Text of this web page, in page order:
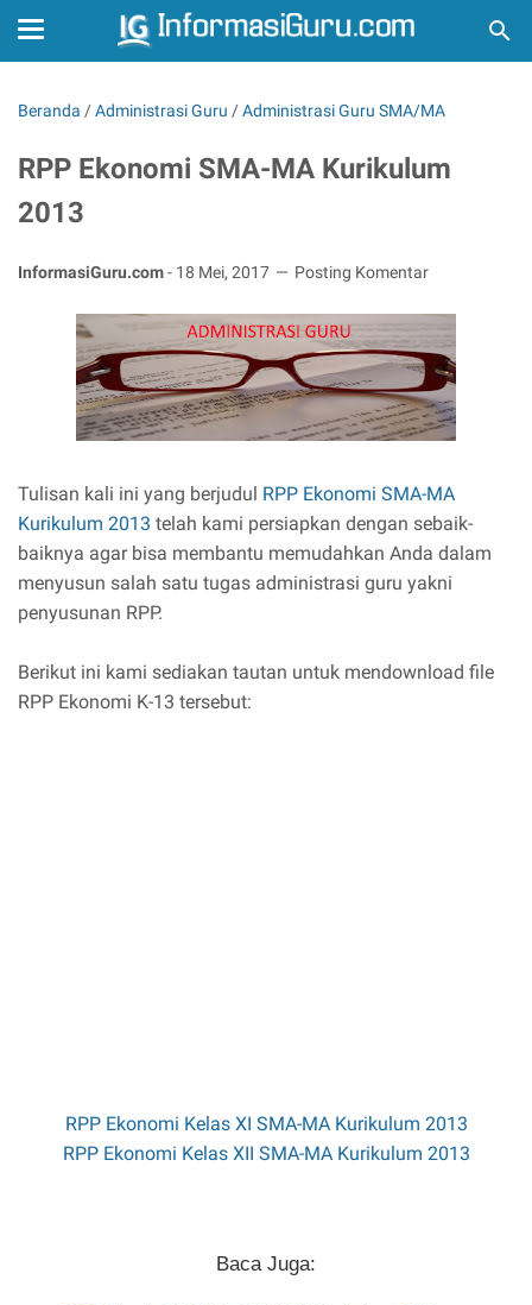
Beranda /Administrasi Guru /Administrasi Guru SMA/MA
RPP Ekonomi SMA-MA Kurikulum
2013
InformasiGuru.com- 18 Mei, 2017 Posting Komentar
Tulisan kali ini yang berjudul RPP Ekonomi SMA-MA
Kurikulum 2013 telah kami persiapkan dengan sebaik-
baiknya agar bisa membantu memudahkan Anda dalam
menyusun salah satu tugas administrasi guru yakni
penyusunan RPP.
Berikut ini kami sediakan tautan untuk mendownload file
RPP Ekonomi K-13 tersebut:
RPP Ekonomi Kelas XI SMA-MA Kurikulum 2013
RPP Ekonomi Kelas XII SMA-MA Kurikulum 2013
Baca Juga: